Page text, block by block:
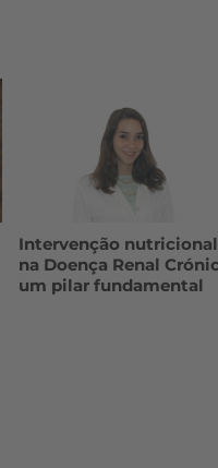
Intervenção nutricional
na Doença Renal
um pilar fundamental